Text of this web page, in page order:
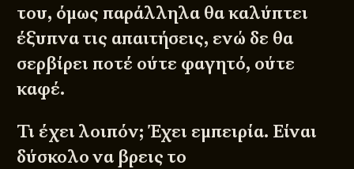
του, όμως παράλληλα θα καλύπτει
έξυπνα τις απαιτήσεις, ενώ δε θα
σερβίρει ποτέ ούτε φαγητό, ούτε
καφέ.
Τι έχει λοιπόν; Έχει εμπειρία. Είναι
δύσκολο να βρεις το